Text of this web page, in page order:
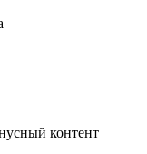
контент